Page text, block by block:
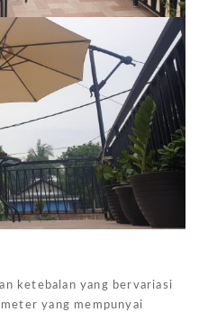
ketebalan yang bervariasi
yang mempunyai